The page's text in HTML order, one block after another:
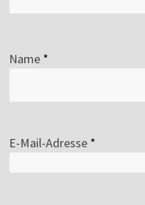
Name *
E-Mail-Adresse *